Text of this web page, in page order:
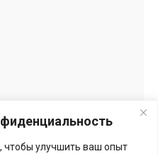
улучшить ваш опыт